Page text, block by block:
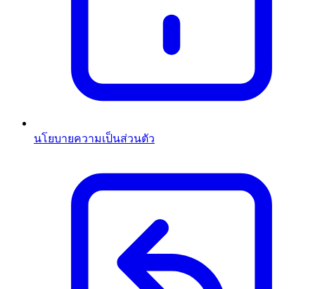
นโยบายความเป็นส่วนตัว